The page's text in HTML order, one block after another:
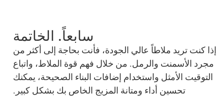
سابعاً. الخاتمة
إذا كنت تريد ملاطاً عالي الجودة، فأنت بحاجة إلى أكثر من
مجرد الأسمنت والرمل. من خلال فهم قوة الملاط، واتباع
التوقيت الأمثل واستخدام إضافات البناء الصحيحة، يمكنك
تحسين أداء ومتانة المزيج الخاص بك بشكل كبير.